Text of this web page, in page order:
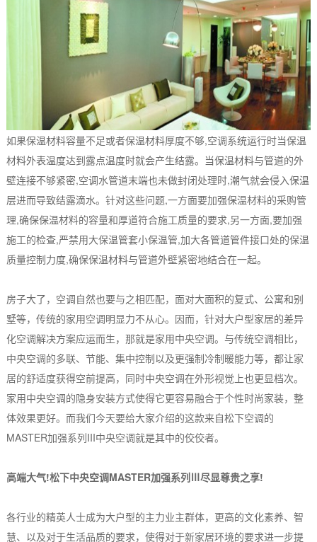
如果保温材料容量不足或者保温材料厚度不够,空调系统运行时当保温
材料外表温度达到露点温度时就会产生结露。当保温材料与管道的外
壁连接不够紧密,空调水管道末端也未做封闭处理时,潮气就会侵入保温
层进而导致结露滴水。针对这些问题,一方面要加强保温材料的采购管
理,确保保温材料的容量和厚道符合施工质量的要求,另一方面,要加强
施工的检查,严禁用大保温管套小保温管,加大各管道管件接口处的保温
质量控制力度,确保保温材料与管道外壁紧密地结合在一起。
房子大了，空调自然也要与之相匹配，面对大面积的复式、公寓和别
墅等，传统的家用空调明显力不从心。因而，针对大户型家居的差异
化空调解决方案应运而生，那就是家用中央空调。与传统空调相比，
中央空调的多联、节能、集中控制以及更强制冷制暖能力等，都让家
居的舒适度获得空前提高，同时中央空调在外形视觉上也更显档次。
家用中央空调的隐身安装方式使得它更容易融合于个性时尚家装，整
体效果更好。而我们今天要给大家介绍的这款来自松下空调的
MASTER加强系列III中央空调就是其中的佼佼者。
高端大气!松下中央空调MASTER加强系列Ⅲ尽显尊贵之享!
各行业的精英人士成为大户型的主力业主群体，更高的文化素养、智
慧、以及对于生活品质的要求，使得对于新家居环境的要求进一步提